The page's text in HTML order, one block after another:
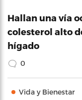
Hallan una vía
colesterol alto
hígado
0
Vida y Bienestar